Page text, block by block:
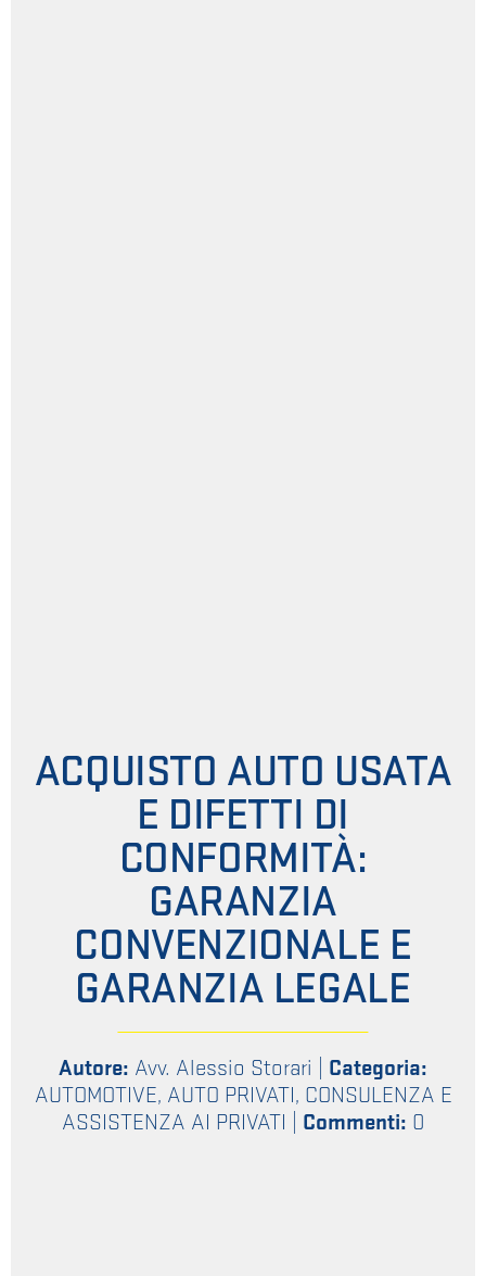
ACQUISTO AUTO USATA
E DIFETTI DI
CONFORMITÀ:
GARANZIA
CONVENZIONALE E
GARANZIA LEGALE
Autore: Avv. Alessio Storari
Categoria:
AUTOMOTIVE, AUTO PRIVATI, CONSULENZA E
ASSISTENZA AI PRIVATI
Commenti: 0